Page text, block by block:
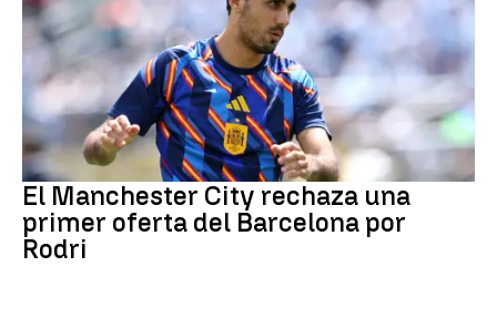
Fútbol
El Manchester City rechaza una
primer oferta del Barcelona por
Rodri